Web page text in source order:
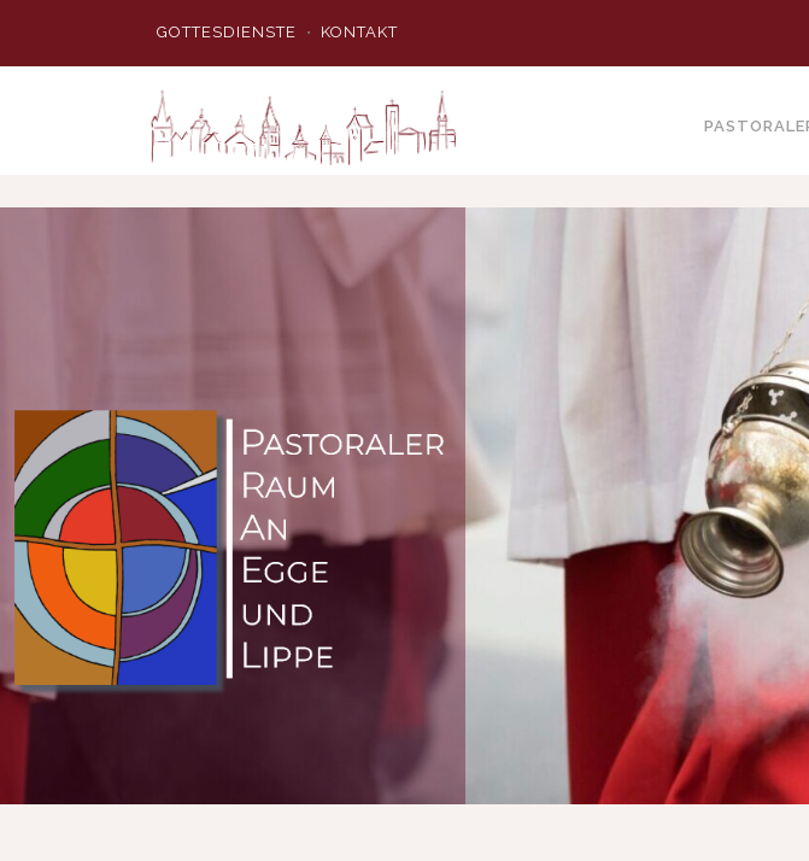
GOTTESDIENSTE KONTAKT